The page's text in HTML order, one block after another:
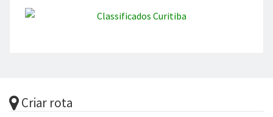
Criar rota